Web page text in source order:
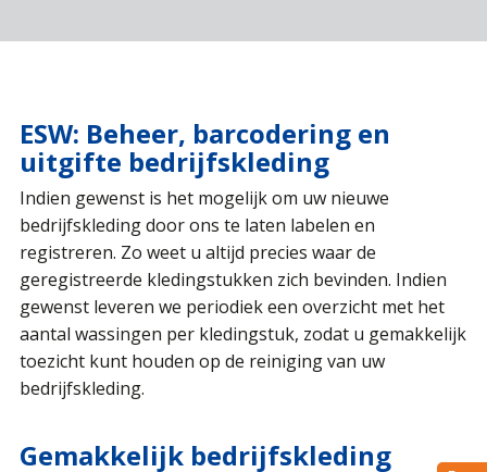
ESW: Beheer, barcodering en
uitgifte bedrijfskleding
Indien gewenst is het mogelijk om uw nieuwe
bedrijfskleding door ons te laten labelen en
registreren. Zo weet u altijd precies waar de
geregistreerde kledingstukken zich bevinden. Indien
gewenst leveren we periodiek een overzicht met het
aantal wassingen per kledingstuk, zodat u gemakkelijk
toezicht kunt houden op de reiniging van uw
bedrijfskleding.
Gemakkelijk bedrijfskleding